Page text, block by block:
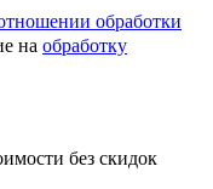
обработки
на обработку
без скидок